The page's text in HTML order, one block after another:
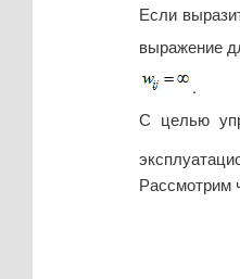
Если
выражение
.
С целью
Рассмотрим